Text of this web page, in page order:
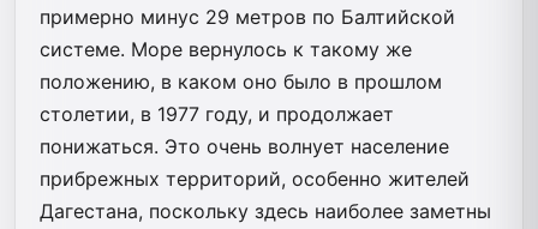
примерно минус 29 метров по Балтийской
системе. Море вернулось к такому же
положению, в каком оно было в прошлом
столетии, в 1977 году, и продолжает
понижаться. Это очень волнует население
прибрежных территорий, особенно жителей
Дагестана, поскольку здесь наиболее заметны